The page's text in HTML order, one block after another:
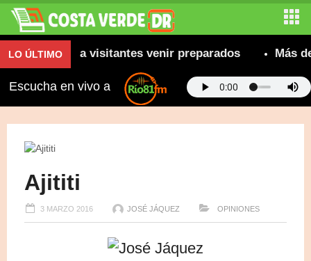
LO ÚLTIMOa visitantes venir preparados Más de
Escucha en vivo a
Ajititi
3 MARZO 2016 JOSÉ JÁQUEZ OPINIONES